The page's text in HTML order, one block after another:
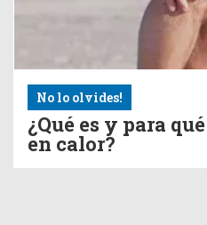
No lo olvides!
¿Qué es y para
en calor?